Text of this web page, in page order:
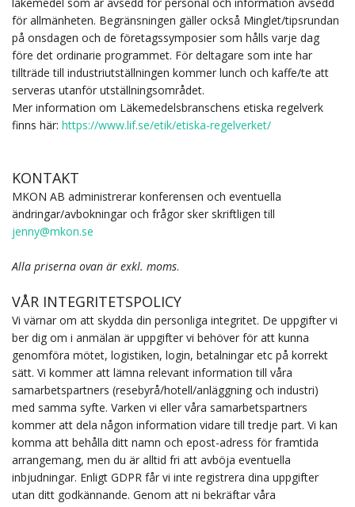
för allmänheten. Begränsningen gäller också Minglet/tipsrundan
på onsdagen och de företagssymposier som hålls varje dag
före det ordinarie programmet. För deltagare som inte har
tillträde till industriutställningen kommer lunch och kaffe/te att
serveras utanför utställningsområdet.
Mer information om Läkemedelsbranschens etiska regelverk
finns här: https://www.lif.se/etik/etiska-regelverket/
KONTAKT
MKON AB administrerar konferensen och eventuella
ändringar/avbokningar och frågor sker skriftligen till
jenny@mkon.se
Alla priserna ovan är exkl. moms.
VÅR INTEGRITETSPOLICY
Vi värnar om att skydda din personliga integritet. De uppgifter vi
ber dig om i anmälan är uppgifter vi behöver för att kunna
genomföra mötet, logistiken, login, betalningar etc på korrekt
sätt. Vi kommer att lämna relevant information till våra
samarbetspartners (resebyrå/hotell/anläggning och industri)
med samma syfte. Varken vi eller våra samarbetspartners
kommer att dela någon information vidare till tredje part. Vi kan
komma att behålla ditt namn och epost-adress för framtida
arrangemang, men du är alltid fri att avböja eventuella
inbjudningar. Enligt GDPR får vi inte registrera dina uppgifter
utan ditt godkännande. Genom att ni bekräftar våra